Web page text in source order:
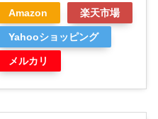
Amazon 楽天市場
Yahooショッピング
メルカリ